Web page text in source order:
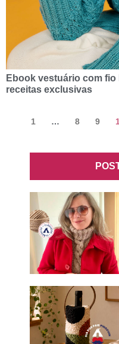
Ebook vestuário com fio
receitas exclusivas
1 … 8 9